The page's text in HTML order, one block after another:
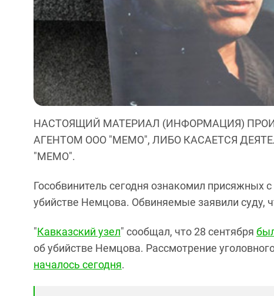
НАСТОЯЩИЙ МАТЕРИАЛ (ИНФОРМАЦИЯ)
АГЕНТОМ ООО "МЕМО", ЛИБО КАСАЕТСЯ
"МЕМО".
Гособвинитель сегодня ознакомил присяжных
убийстве Немцова. Обвиняемые заявили суду,
"Кавказский узел" сообщал, что 28 сентября
об убийстве Немцова. Рассмотрение
началось сегодня.